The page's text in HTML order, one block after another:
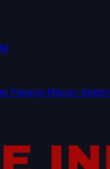
Pekerja Migran Sektor